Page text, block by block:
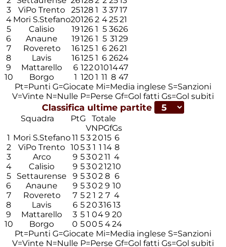
3
ViPo Trento 25128 1 3 3717
4 Mori S.Stefano201262 42521
5
Calisio 19126 1 5 3626
6
Anaune 19126 1 5 31 29
7
Rovereto 16125 1 6 2621
8
Lavis 16125 1 6 2624
9
Mattarello 6 1220101447
10
Borgo 1 120 1 11 8 47
Pt=Punti G=Giocate Mi=Media inglese S=Sanzioni
V=Vinte N=Nulle P=Perse Gf=Gol fatti Gs=Gol subiti
Classifica ultime partite
Squadra PtG
Totale
VNPGfGs
1 Mori S.Stefano11 532015 6
2
ViPo Trento 1053 1 1 14 8
3
Arco 9 530211 4
4
Calisio 9 53021210
5
Settaurense 9 5302 8 6
6
Anaune 9 5302 9 10
7
Rovereto 7 52 1 2 7 4
8
Lavis 6 52031613
9
Mattarello 3 5 1 049 20
10
Borgo 0 5005 424
Pt=Punti G=Giocate Mi=Media inglese S=Sanzioni
V=Vinte N=Nulle P=Perse Gf=Gol fatti Gs=Gol subiti